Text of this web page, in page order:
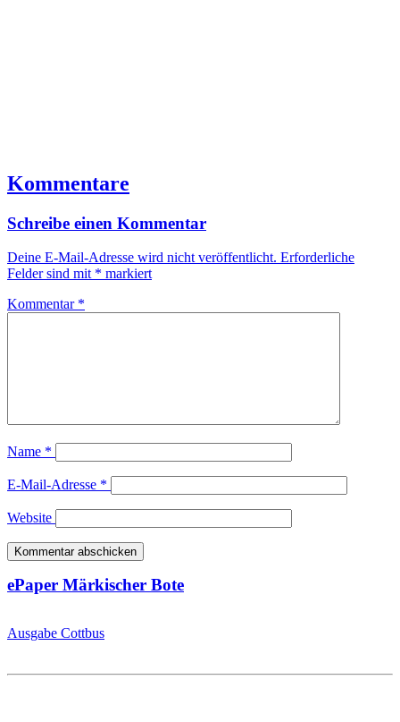
Kommentare
Schreibe einen Kommentar
Deine E-Mail-Adresse wird nicht veröffentlicht. Erforderliche
Felder sind mit * markiert
Kommentar *
Name *
E-Mail-Adresse *
Website
ePaper Märkischer Bote
Ausgabe Cottbus